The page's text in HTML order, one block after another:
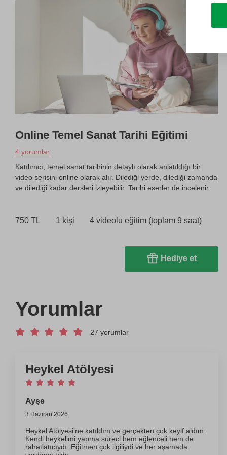
Online Temel Sanat Tarihi Eğitimi
4 yorumlar
Katılımcı, temel sanat tarihinin detaylı olarak anlatıldığı bir
video serisini online olarak alır. Dilediği yerde, dilediği zamanda
ve dilediği kadar dersleri izleyebilir. Tarihi eserler de incelenir.
750 TL 1 kişi 4 videolu eğitim (toplam 9 saat)
Hediye et
Yorumlar
27 yorumlar
Heykel Atölyesi
Ayşe
3 Haziran 2026
Heykel Atölyesi’ne katıldım ve gerçekten çok keyif aldım.
Kendi heykelimi yapma süreci hem eğlenceli hem de
rahatlatıcıydı. Eğitmen çok ilgiliydi ve her aşamada